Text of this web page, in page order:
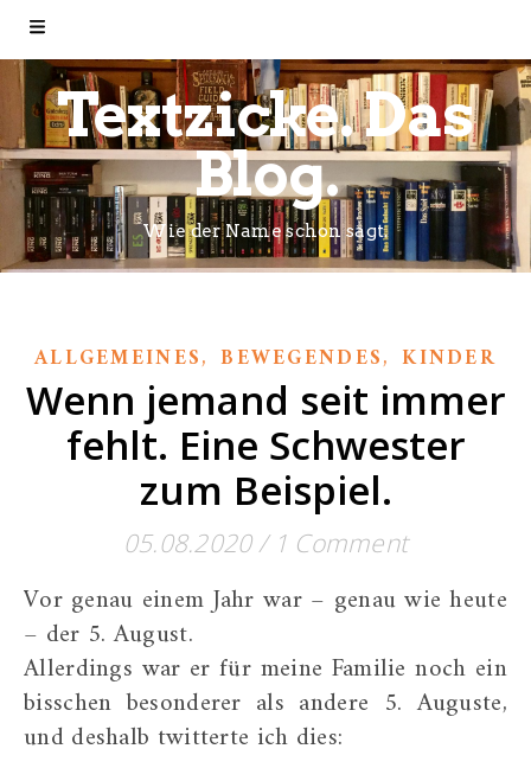
Textzicke. Das
Blog.
Wie der Name schon sagt.
ALLGEMEINES,BEWEGENDES,KINDER
Wenn jemand seit immer
fehlt. Eine Schwester
zum Beispiel.
05.08.2020/ 1 Comment
Vor genau einem Jahr war – genau wie heute
– der 5. August.
Allerdings war er für meine Familie noch ein
bisschen besonderer als andere 5. Auguste,
und deshalb twitterte ich dies: